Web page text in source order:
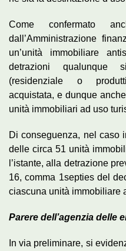
Come confermato
dall’Amministrazione
un’unità immobiliare
detrazioni qualunque
(residenziale o
acquistata, e dunque
unità immobiliari ad uso
Di conseguenza, nel caso
delle circa 51 unità
l’istante, alla detrazione
16, comma 1­septies del
ciascuna unità immobiliare
Parere dell’agenzia delle
In via preliminare, si